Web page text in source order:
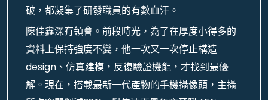
破，都凝集了研發職員的有數血汗。
陳佳鑫深有領會。前段時光，為了在厚度小得多的
資料上保持強度不變，他一次又一次停止構造
design、仿真建模，反復驗證機能，才找到最優
解。現在，搭載最新一代產物的手機攝像頭，主攝